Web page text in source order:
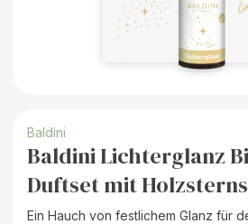
Baldini
Baldini Lichterglanz
Duftset mit
Ein Hauch von festlichem Glanz für